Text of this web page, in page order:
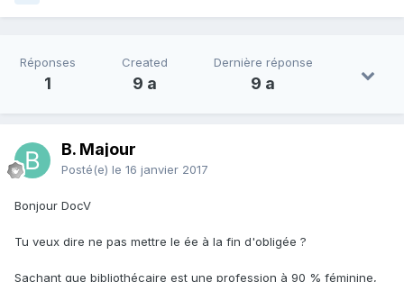
Réponses
1
Created
9 a
Dernière réponse
9 a
B. Majour
Posté(e) le 16 janvier 2017
Bonjour DocV
Tu veux dire ne pas mettre le ée à la fin d'obligée ?
Sachant que bibliothécaire est une profession à 90 % féminine,